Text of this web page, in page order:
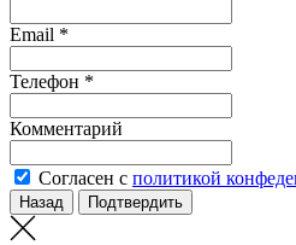
Email *
Телефон *
Комментарий
Согласен с политикой
Назад Подтвердить